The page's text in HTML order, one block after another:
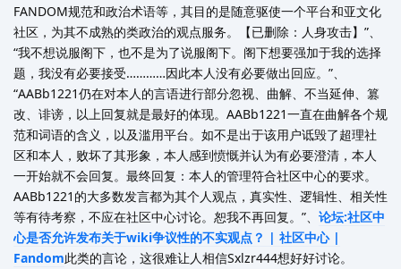
FANDOM规范和政治术语等，其目的是随意驱使一个平台和亚文化
社区，为其不成熟的类政治的观点服务。【已删除：人身攻击】”、
“我不想说服阁下，也不是为了说服阁下。阁下想要强加于我的选择
题，我没有必要接受…………因此本人没有必要做出回应。”、
“AABb1221仍在对本人的言语进行部分忽视、曲解、不当延伸、篡
改、诽谤，以上回复就是最好的体现。AABb1221一直在曲解各个规
范和词语的含义，以及滥用平台。如不是出于该用户诋毁了超理社
区和本人，败坏了其形象，本人感到愤慨并认为有必要澄清，本人
一开始就不会回复。最终回复：本人的管理符合社区中心的要求。
AABb1221的大多数发言都为其个人观点，真实性、逻辑性、相关性
等有待考察，不应在社区中心讨论。恕我不再回复。”、 论坛:社区中
心是否允许发布关于wiki争议性的不实观点？ | 社区中心 |
Fandom此类的言论，这很难让人相信Sxlzr444想好好讨论。